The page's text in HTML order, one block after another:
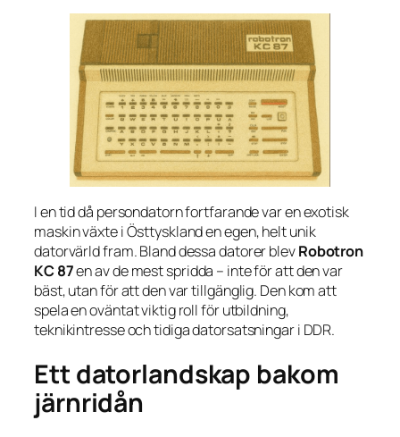
I en tid då persondatorn fortfarande var en exotisk
maskin växte i Östtyskland en egen, helt unik
datorvärld fram. Bland dessa datorer blevRobotron
KC 87en av de mest spridda – inte för att den var
bäst, utan för att den vartillgänglig. Den kom att
spela en oväntat viktig roll för utbildning,
teknikintresse och tidiga datorsatsningar i DDR.
Ett datorlandskap bakom
järnridån